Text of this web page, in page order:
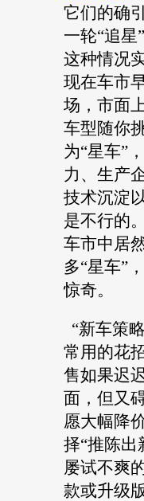
它们的确
一轮“追星
这种情况
现在车市
场，市面
车型随你
为“星车”
力、生产
技术沉淀
是不行的
车市中居
多“星车”
惊奇。
“新车策
常用的花
售如果迟
面，但又
愿大幅降
择“推陈出
屡试不爽
款或升级